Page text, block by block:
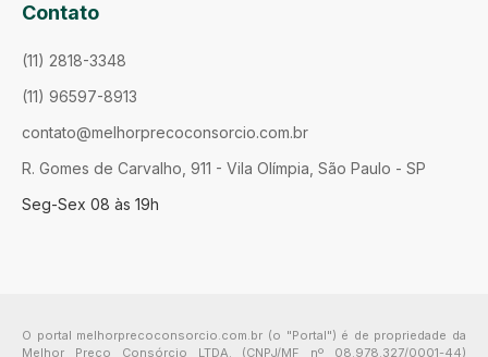
Contato
(11) 2818-3348
(11) 96597-8913
contato@melhorprecoconsorcio.com.br
R. Gomes de Carvalho, 911 - Vila Olímpia, São Paulo - SP
Seg-Sex 08 às 19h
O portal melhorprecoconsorcio.com.br (o "Portal") é de propriedade da
Melhor Preço Consórcio LTDA. (CNPJ/MF nº 08.978.327/0001-44)